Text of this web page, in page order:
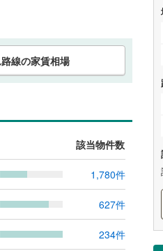
線の家賃相場
該当物件数
1,780件
627件
234件